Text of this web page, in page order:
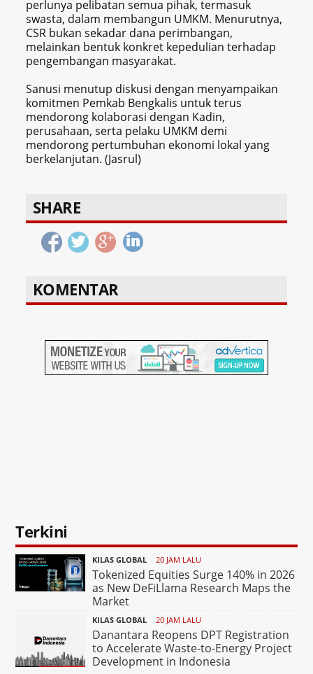
perlunya pelibatan semua pihak, termasuk
swasta, dalam membangun UMKM. Menurutnya,
CSR bukan sekadar dana perimbangan,
melainkan bentuk konkret kepedulian terhadap
pengembangan masyarakat.
Sanusi menutup diskusi dengan menyampaikan
komitmen Pemkab Bengkalis untuk terus
mendorong kolaborasi dengan Kadin,
perusahaan, serta pelaku UMKM demi
mendorong pertumbuhan ekonomi lokal yang
berkelanjutan. (Jasrul)
SHARE
KOMENTAR
Terkini
KILAS GLOBAL 20 JAM LALU
Tokenized Equities Surge 140% in 2026
as New DeFiLlama Research Maps the
Market
KILAS GLOBAL 20 JAM LALU
Danantara Reopens DPT Registration
to Accelerate Waste-to-Energy Project
Development in Indonesia